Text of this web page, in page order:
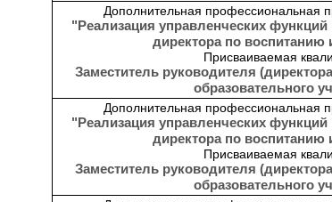
Дополнительная профессиональная
"Реализация управленческих функций
директора по воспитанию
Присваиваемая
Заместитель руководителя
образовательного
Дополнительная профессиональная
"Реализация управленческих функций
директора по воспитанию
Присваиваемая
Заместитель руководителя
образовательного